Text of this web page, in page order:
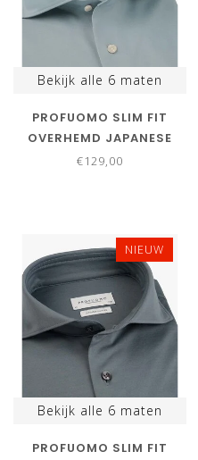
Bekijk alle 6 maten
PROFUOMO SLIM FIT
OVERHEMD JAPANESE
KNITTED BLUE BLAUW
€129,00
NIEUW
Bekijk alle 6 maten
PROFUOMO SLIM FIT